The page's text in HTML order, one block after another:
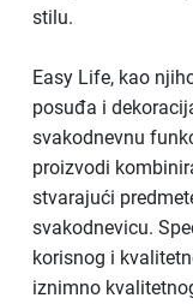
stilu.
Easy Life, kao
posuđa i
svakodnevnu
proizvodi
stvarajući
svakodnevicu.
korisnog i
iznimno